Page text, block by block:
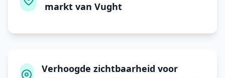
markt van Vught
Verhoogde zichtbaarheid voor